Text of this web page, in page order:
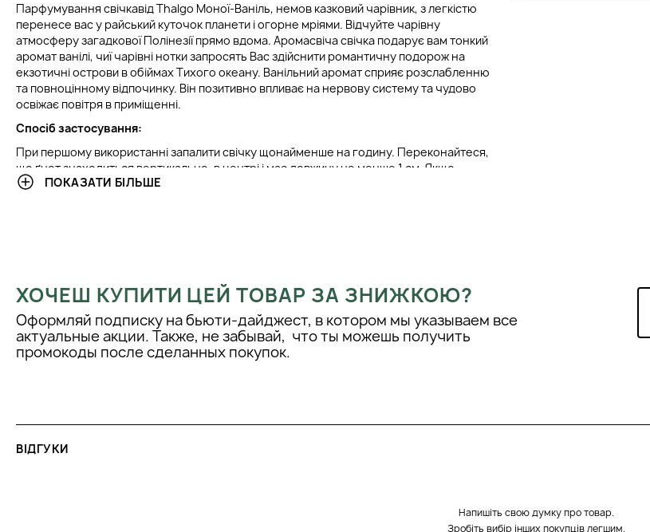
Парфумування свічкавід Thalgo Моної-Ваніль, немов казковий чарівник, з легкістю
перенесе вас у райський куточок планети і огорне мріями. Відчуйте чарівну
атмосферу загадкової Полінезії прямо вдома. Аромасвіча свічка подарує вам тонкий
аромат ванілі, чиї чарівні нотки запросять Вас здійснити романтичну подорож на
екзотичні острови в обіймах Тихого океану. Ванільний аромат сприяє розслабленню
та повноцінному відпочинку. Він позитивно впливає на нервову систему та чудово
освіжає повітря в приміщенні.
Спосіб застосування:
При першому використанні запалити свічку щонайменше на годину. Переконайтеся,
що ґнот знаходиться вертикально, в центрі і має довжину не менше 1 см. Якщо
більше, то зріжте зайве.
ПОКАЗАТИ БІЛЬШЕ
ХОЧЕШ КУПИТИ ЦЕЙ ТОВАР ЗА ЗНИЖКОЮ?
Оформляй подписку на бьюти-дайджест, в котором мы указываем все
актуальные акции. Также, не забывай, что ты можешь получить
промокоды после сделанных покупок.
ВІДГУКИ
Напишіть свою думку про товар.
Зробіть вибір інших покупців легшим.